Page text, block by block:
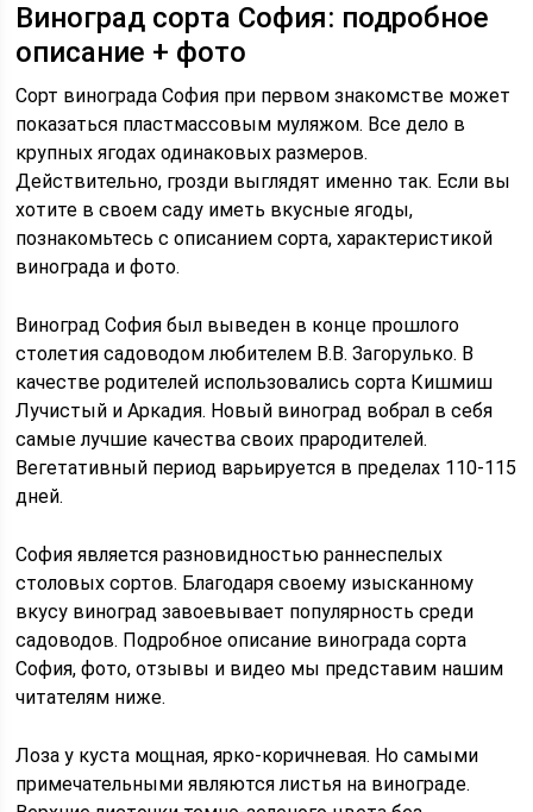
Виноград сорта София: подробное
описание + фото
Сорт винограда София при первом знакомстве может
показаться пластмассовым муляжом. Все дело в
крупных ягодах одинаковых размеров.
Действительно, грозди выглядят именно так. Если вы
хотите в своем саду иметь вкусные ягоды,
познакомьтесь с описанием сорта, характеристикой
винограда и фото.
Виноград София был выведен в конце прошлого
столетия садоводом любителем В.В. Загорулько. В
качестве родителей использовались сорта Кишмиш
Лучистый и Аркадия. Новый виноград вобрал в себя
самые лучшие качества своих прародителей.
Вегетативный период варьируется в пределах 110-115
дней.
София является разновидностью раннеспелых
столовых сортов. Благодаря своему изысканному
вкусу виноград завоевывает популярность среди
садоводов. Подробное описание винограда сорта
София, фото, отзывы и видео мы представим нашим
читателям ниже.
Лоза у куста мощная, ярко-коричневая. Но самыми
примечательными являются листья на винограде.